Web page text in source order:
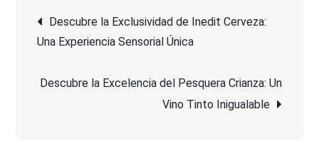
de
Azpilicueta
Tradición
Navegación
de
entradas
Descubre la Exclusividad de Inedit Cerveza:
Una Experiencia Sensorial Única
Descubre la Excelencia del Pesquera Crianza: Un
Vino Tinto Inigualable